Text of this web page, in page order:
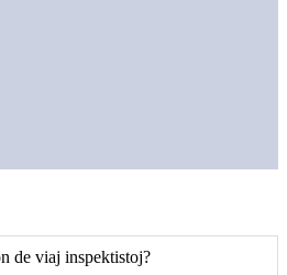
de viaj inspektistoj?